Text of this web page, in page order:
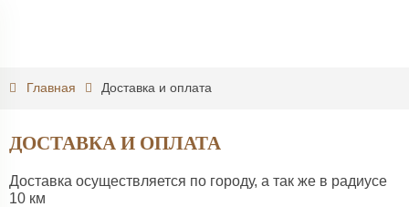
Главная Доставка и оплата
ДОСТАВКА И ОПЛАТА
Доставка осуществляется по городу, а так же в радиусе
10 км